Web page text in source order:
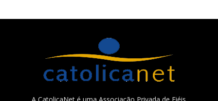
A CatolicaNet é uma Associação Privada de Fiéis